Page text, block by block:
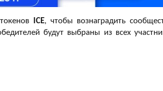
ICE, чтобы вознаградить
будут выбраны из всех